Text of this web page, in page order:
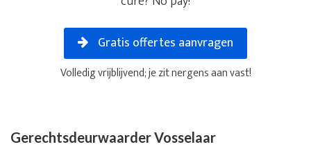
Gratis offertes aanvragen
Volledig vrijblijvend; je zit nergens aan vast!
Gerechtsdeurwaarder Vosselaar